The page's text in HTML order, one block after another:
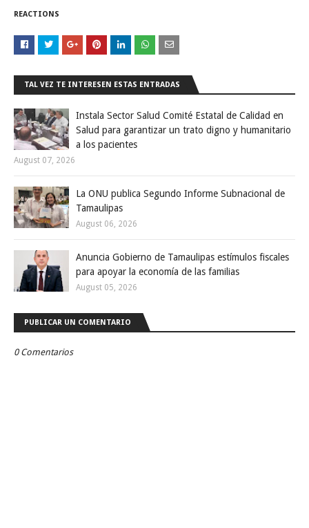
REACTIONS
TAL VEZ TE INTERESEN ESTAS ENTRADAS
Instala Sector Salud Comité Estatal de Calidad en
Salud para garantizar un trato digno y humanitario
a los pacientes
August 07, 2026
La ONU publica Segundo Informe Subnacional de
Tamaulipas
August 06, 2026
Anuncia Gobierno de Tamaulipas estímulos fiscales
para apoyar la economía de las familias
August 05, 2026
PUBLICAR UN COMENTARIO
0 Comentarios